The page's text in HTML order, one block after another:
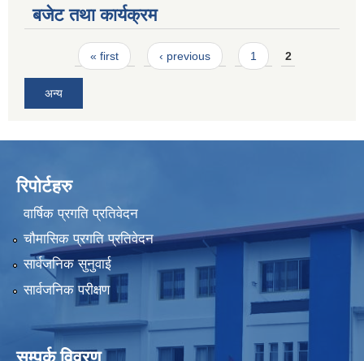
बजेट तथा कार्यक्रम
Pages« first ‹ previous 1 2
अन्य
रिपोर्टहरु
वार्षिक प्रगति प्रतिवेदन
चौमासिक प्रगति प्रतिवेदन
सार्वजनिक सुनुवाई
सार्वजनिक परीक्षण